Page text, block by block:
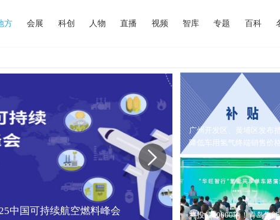
方 会展 科创 人物 直播 视频 智库 专题 百科
中国可持续航空燃料峰会 内蒙古能源局：
广州开发区、黄埔区发布
降低车用氢气终端销售价
将投放10000辆！青岛氢